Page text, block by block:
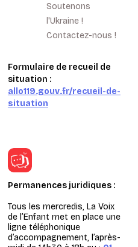
Soutenons
l'Ukraine !
Contactez-nous !
Formulaire de recueil de
situation :
allo119.gouv.fr/recueil-de-
situation
Permanences juridiques :
Tous les mercredis, La Voix
de l’Enfant met en place une
ligne téléphonique
d’accompagnement, l’après-